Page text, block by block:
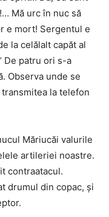
Mă urc în nuc să
e mort! Sergentul e
la celălalt capăt al
De patru ori s-a
Observa unde se
la telefon
Măriucăi valurile
artileriei noastre.
contraatacul.
drumul din copac, şi